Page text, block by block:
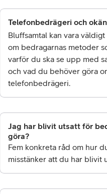
Telefonbedrägeri och
Bluffsamtal kan vara
om bedragarnas metoder
varför du ska se upp med
och vad du behöver göra
telefonbedrägeri.
Jag har blivit utsatt för
göra?
Fem konkreta råd om hur
misstänker att du har blivit